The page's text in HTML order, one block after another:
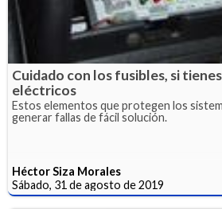
Cuidado con los fusibles, si
eléctricos
Estos elementos que protegen los
generar fallas de fácil solución.
Héctor Siza Morales
Sábado, 31 de agosto de 2019